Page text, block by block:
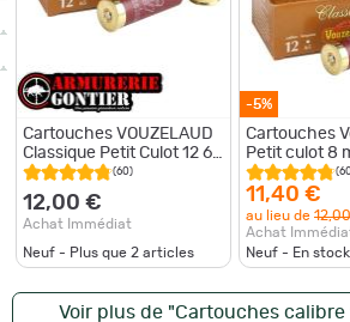
Cartouches VOUZELAUD
Classique Petit Culot 12 65
32 g bourre jupe
(60)
12,00 €
Achat Immédiat
Neuf - Plus que 2 articles
-5%
Cartouches
Petit culot 8
12/65
11,40 €
au lieu de
Achat
Neuf - En stock
Voir plus de "Cartouches calibre